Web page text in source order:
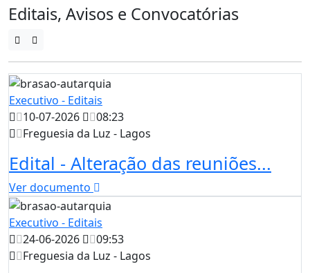
Editais, Avisos e Convocatórias
Executivo - Editais
10-07-2026
08:23
Freguesia da Luz - Lagos
Edital - Alteração das reuniões...
Ver documento
Executivo - Editais
24-06-2026
09:53
Freguesia da Luz - Lagos